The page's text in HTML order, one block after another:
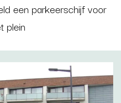
een parkeerschijf voor
plein